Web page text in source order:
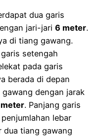
dua garis
jari-jari 6 meter.
di tiang gawang.
setengah
pada garis
berada di depan
dengan jarak
. Panjang garis
lebar
dua tiang gawang